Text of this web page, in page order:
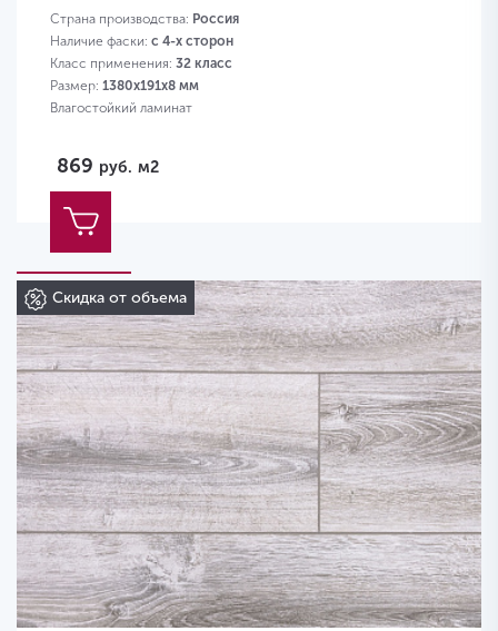
Страна производства: Россия
Наличие фаски: с 4-х сторон
Класс применения: 32 класс
Размер: 1380х191х8 мм
Влагостойкий ламинат
869 руб. м2
Скидка от объема